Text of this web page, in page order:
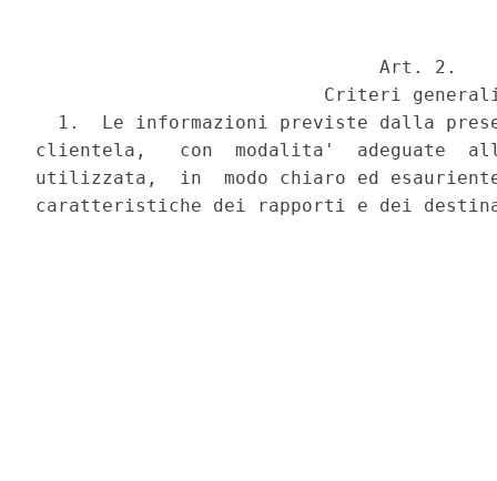
                               Art. 2.
Criteri
1.  Le informazioni previste dalla
clientela,   con  modalita'  adeguate
utilizzata,  in  modo chiaro ed